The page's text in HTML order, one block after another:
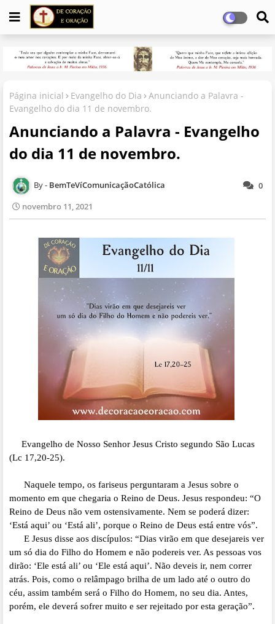
Página inicial Evangelho do Dia
Anunciando a Palavra -
Evangelho do dia 11 de novembro.
Anunciando a Palavra - Evangelho
do dia 11 de novembro.
0
BemTeVíComunicaçãoCatólica
novembro 11, 2021
Evangelho de Nosso Senhor Jesus Cristo segundo São Lucas
(Lc 17,20-25).
Naquele tempo, os fariseus perguntaram a Jesus sobre o
momento em que chegaria o Reino de Deus. Jesus respondeu: “O
Reino de Deus não vem ostensivamente. Nem se poderá dizer:
‘Está aqui’ ou ‘Está ali’, porque o Reino de Deus está entre vós”.
E Jesus disse aos discípulos: “Dias virão em que desejareis ver
um só dia do Filho do Homem e não podereis ver. As pessoas vos
dirão: ‘Ele está ali’ ou ‘Ele está aqui’. Não deveis ir, nem correr
atrás. Pois, como o relâmpago brilha de um lado até o outro do
céu, assim também será o Filho do Homem, no seu dia. Antes,
porém, ele deverá sofrer muito e ser rejeitado por esta geração”.